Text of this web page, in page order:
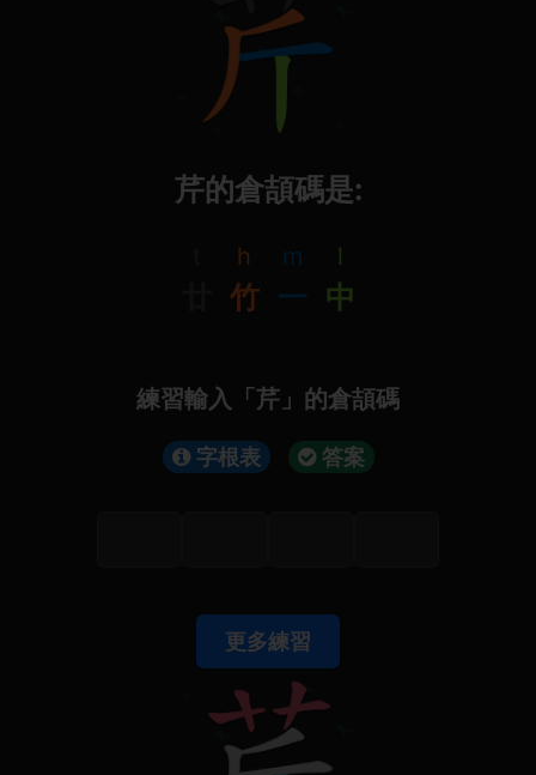
芹的倉頡碼是:
h
竹
m
一
l
中
練習輸入「芹」的倉頡碼
字根表 答案
更多練習